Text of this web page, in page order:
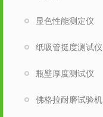
显色性能测定仪
纸吸管挺度测试仪
瓶壁厚度测试仪
佛格拉耐磨试验机